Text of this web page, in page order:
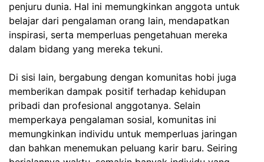
penjuru dunia. Hal ini memungkinkan anggota untuk
belajar dari pengalaman orang lain, mendapatkan
inspirasi, serta memperluas pengetahuan mereka
dalam bidang yang mereka tekuni.
Di sisi lain, bergabung dengan komunitas hobi juga
memberikan dampak positif terhadap kehidupan
pribadi dan profesional anggotanya. Selain
memperkaya pengalaman sosial, komunitas ini
memungkinkan individu untuk memperluas jaringan
dan bahkan menemukan peluang karir baru. Seiring